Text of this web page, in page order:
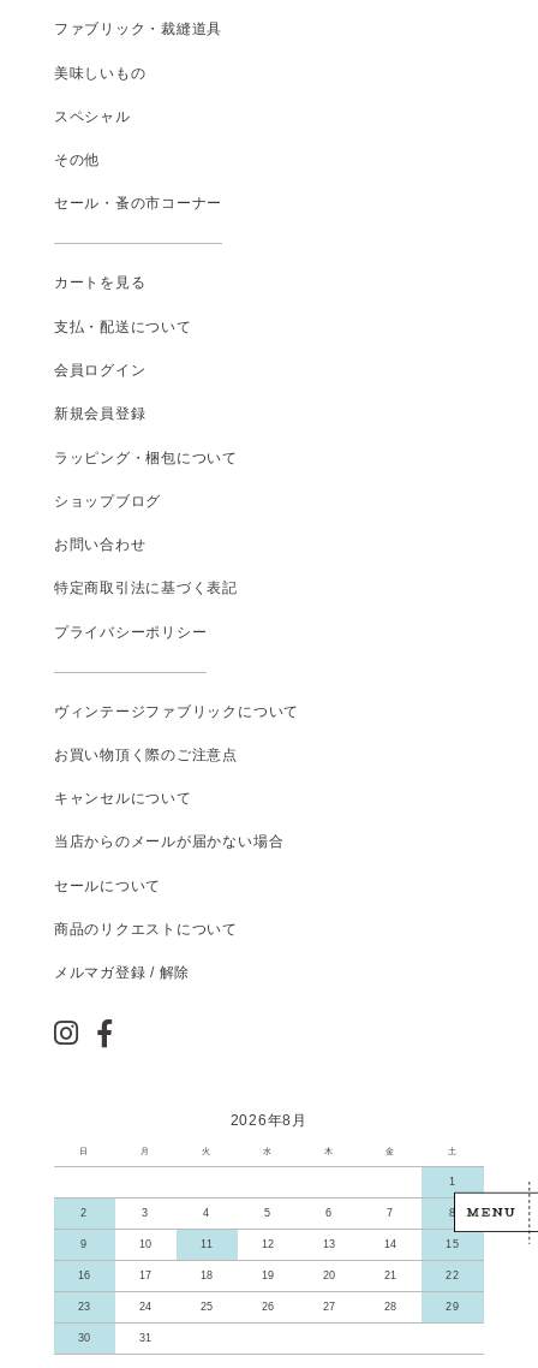
ファブリック・裁縫道具
美味しいもの
スペシャル
その他
セール・蚤の市コーナー
カートを見る
支払 ・配送について
会員ログイン
新規会員登録
ラッピング・梱包について
ショップブログ
お問い合わせ
特定商取引法に基づく表記
プライバシーポリシー
ヴィンテージファブリックについて
お買い物頂く際のご注意点
キャンセルについて
当店からのメールが届かない場合
セールについて
商品のリクエストについて
メルマガ登録 / 解除
2026年8月
日 月 火 水 木 金 土
1
2 3 4 5 6 7 8
9 10 11 12 13 14 15
16 17 18 19 20 21 22
23 24 25 26 27 28 29
30 31